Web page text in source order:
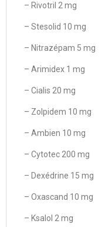
– Rivotril 2 mg
– Stesolid 10 mg
– Nitrazépam 5 mg
– Arimidex 1 mg
– Cialis 20 mg
– Zolpidem 10 mg
– Ambien 10 mg
– Cytotec 200 mg
– Dexédrine 15 mg
– Oxascand 10 mg
– Ksalol 2 mg